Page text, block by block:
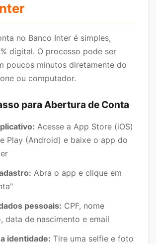
no Banco Inter é simples,
digital. O processo pode ser
poucos minutos diretamente do
ou computador.
para Abertura de Conta
Acesse a App Store (iOS)
Play (Android) e baixe o app do
Abra o app e clique em
pessoais: CPF, nome
data de nascimento e email
identidade: Tire uma selfie e foto